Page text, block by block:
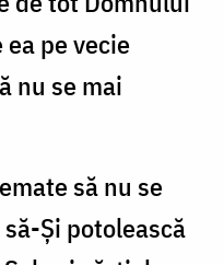
pe vecie
nu se mai
să nu se
Şi potolească